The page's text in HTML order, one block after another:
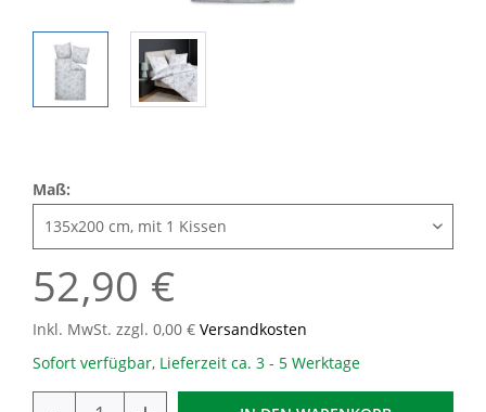
52,90 €
Inkl. MwSt. zzgl. 0,00 € Versandkosten
Sofort verfügbar, Lieferzeit ca. 3 - 5 Werktage
Maß: